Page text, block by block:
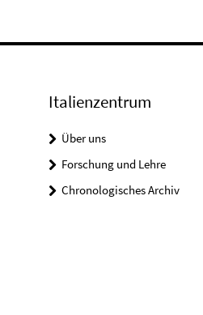
Italienzentrum
Über uns
Forschung und Lehre
Chronologisches Archiv